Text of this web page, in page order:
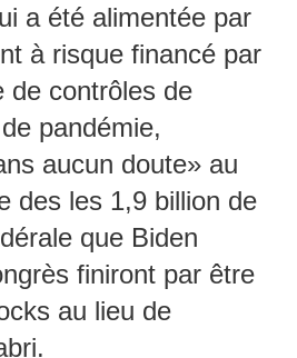
a été alimentée par
à risque financé par
de contrôles de
pandémie,
aucun doute» au
des les 1,9 billion de
que Biden
finiront par être
au lieu de